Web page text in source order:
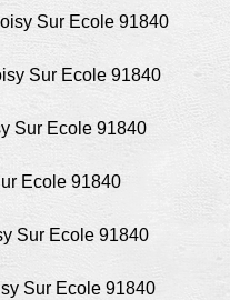
Sur Ecole 91840
Sur Ecole 91840
Sur Ecole 91840
Ecole 91840
Sur Ecole 91840
Sur Ecole 91840